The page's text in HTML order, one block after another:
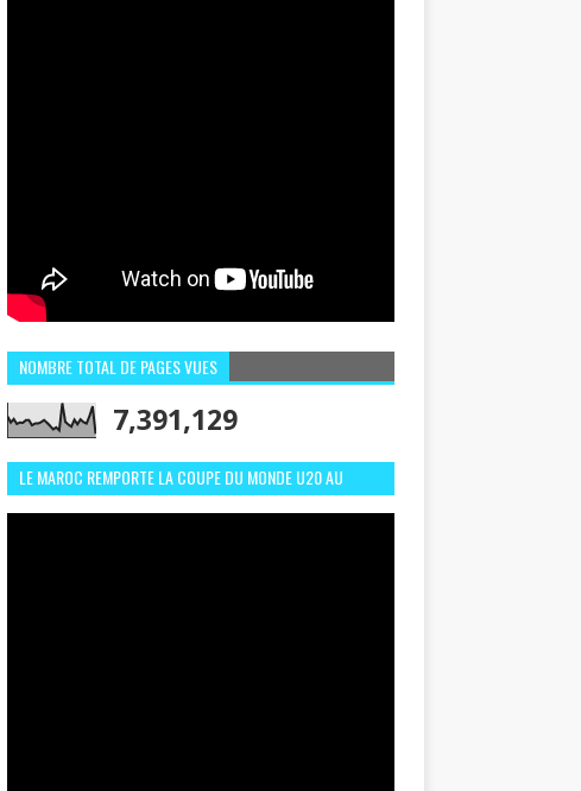
NOMBRE TOTAL DE PAGES VUES
7,391,129
LE MAROC REMPORTE LA COUPE DU MONDE U20 AU